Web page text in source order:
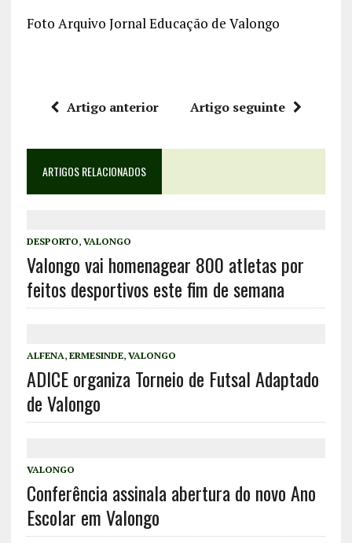
Foto Arquivo Jornal Educação de Valongo
Artigo anterior Artigo seguinte
ARTIGOS RELACIONADOS
DESPORTO, VALONGO
Valongo vai homenagear 800 atletas por
feitos desportivos este fim de semana
ALFENA, ERMESINDE, VALONGO
ADICE organiza Torneio de Futsal Adaptado
de Valongo
VALONGO
Conferência assinala abertura do novo Ano
Escolar em Valongo